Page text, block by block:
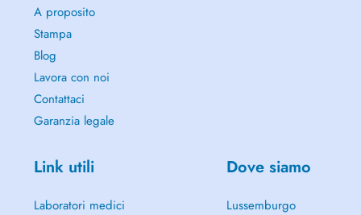
A proposito
Stampa
Blog
Lavora con noi
Contattaci
Garanzia legale
Link utili
Laboratori medici
Dove siamo
Lussemburgo